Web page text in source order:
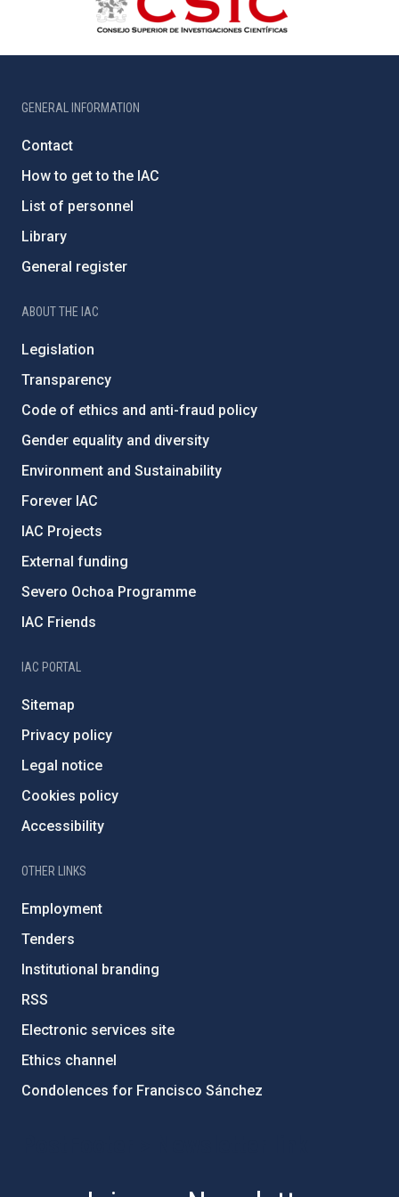
GENERAL INFORMATION
Contact
How to get to the IAC
List of personnel
Library
General register
ABOUT THE IAC
Legislation
Transparency
Code of ethics and anti-fraud policy
Gender equality and diversity
Environment and Sustainability
Forever IAC
IAC Projects
External funding
Severo Ochoa Programme
IAC Friends
IAC PORTAL
Sitemap
Privacy policy
Legal notice
Cookies policy
Accessibility
OTHER LINKS
Employment
Tenders
Institutional branding
RSS
Electronic services site
Ethics channel
Condolences for Francisco Sánchez